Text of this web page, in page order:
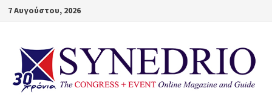
Skip7 Αυγούστου, 2026